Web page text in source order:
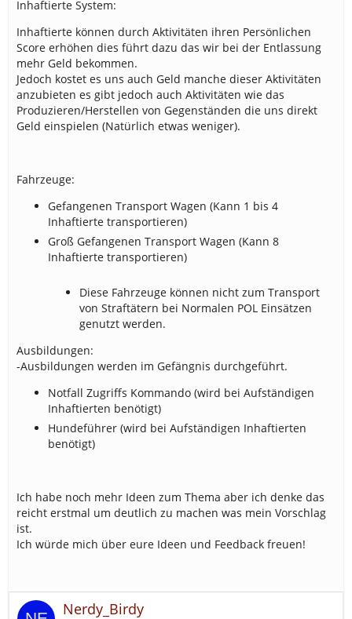
Inhaftierte System:
Inhaftierte können durch Aktivitäten ihren Persönlichen
Score erhöhen dies führt dazu das wir bei der Entlassung
mehr Geld bekommen.
Jedoch kostet es uns auch Geld manche dieser Aktivitäten
anzubieten es gibt jedoch auch Aktivitäten wie das
Produzieren/Herstellen von Gegenständen die uns direkt
Geld einspielen (Natürlich etwas weniger).
Fahrzeuge:
Gefangenen Transport Wagen (Kann 1 bis 4
Inhaftierte transportieren)
Groß Gefangenen Transport Wagen (Kann 8
Inhaftierte transportieren)
Diese Fahrzeuge können nicht zum Transport
von Straftätern bei Normalen POL Einsätzen
genutzt werden.
Ausbildungen:
-Ausbildungen werden im Gefängnis durchgeführt.
Notfall Zugriffs Kommando (wird bei Aufständigen
Inhaftierten benötigt)
Hundeführer (wird bei Aufständigen Inhaftierten
benötigt)
Ich habe noch mehr Ideen zum Thema aber ich denke das
reicht erstmal um deutlich zu machen was mein Vorschlag
ist.
Ich würde mich über eure Ideen und Feedback freuen!
Nerdy_Birdy